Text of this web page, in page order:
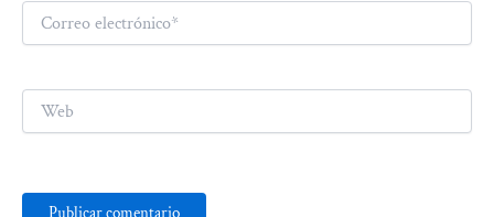
Correo
electrónico*
Web